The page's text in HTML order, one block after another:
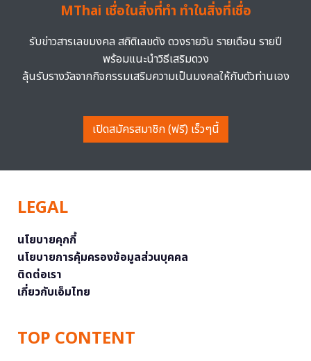
MThai เชื่อในสิ่งที่ทำ ทำในสิ่งที่เชื่อ
รับข่าวสารเลขมงคล สถิติเลขดัง ดวงรายวัน รายเดือน รายปี
พร้อมแนะนำวิธีเสริมดวง
ลุ้นรับรางวัลจากกิจกรรมเสริมความเป็นมงคลให้กับตัวท่านเอง
เปิดสมัครสมาชิก (ฟรี) เร็วๆนี้
LEGAL
นโยบายคุกกี้
นโยบายการคุ้มครองข้อมูลส่วนบุคคล
ติดต่อเรา
เกี่ยวกับเอ็มไทย
TOP CONTENT